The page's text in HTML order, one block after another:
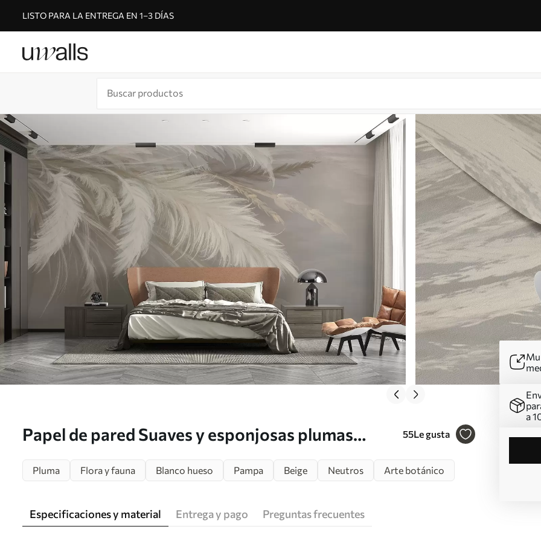
LISTO PARA LA ENTREGA EN 1–3 DÍAS
Papel de pared Suaves y esponjosas plumas
beige pastel Nr. w08403
55Le gusta
a
Pluma Flora y fauna Blanco hueso Pampa Beige Neutros Arte botánico
Especificaciones y material Entrega y pago Preguntas frecuentes